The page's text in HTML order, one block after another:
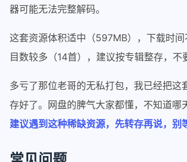
器可能无法完整解码。
这套资源体积适中（597MB），下载时
目数较多（14首），建议按专辑整存，不
多亏了那位老哥的无私打包，我已经把这
存好了。网盘的脾气大家都懂，不知道哪
建议遇到这种稀缺资源，先转存再说，别